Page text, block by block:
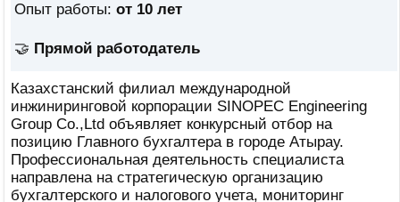
Опыт работы: от 10 лет
🤝 Прямой работодатель
Казахстанский филиал международной
инжиниринговой корпорации SINOPEC Engineering
Group Co.,Ltd объявляет конкурсный отбор на
позицию Главного бухгалтера в городе Атырау.
Профессиональная деятельность специалиста
направлена на стратегическую организацию
бухгалтерского и налогового учета, мониторинг